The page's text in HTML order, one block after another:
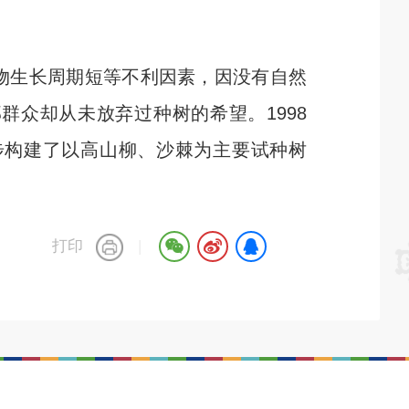
长周期短等不利因素，因没有自然
众却从未放弃过种树的希望。1998
建了以高山柳、沙棘为主要试种树
打印